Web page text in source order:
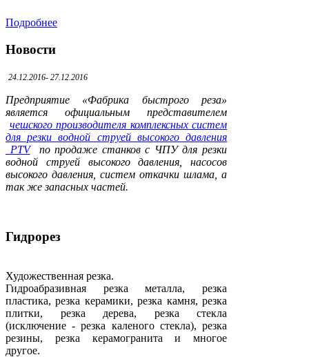
Подробнее
Новости
24.12.2016- 27.12.2016
Предприятие «Фабрика быстрого реза»
является официальным представителем
чешского производителя комплексных систем
для резки водной струей высокого давления
PTVпо продаже станков с ЧПУ для резки
водной струей высокого давления, насосов
высокого давления, систем откачки шлама, а
так же запасных частей.
Гидрорез
Художественная резка.
Гидроабразивная резка металла, резка
пластика, резка керамики, резка камня, резка
плитки, резка дерева, резка стекла
(исключение - резка каленого стекла), резка
резины, резка керамогранита и многое
другое.